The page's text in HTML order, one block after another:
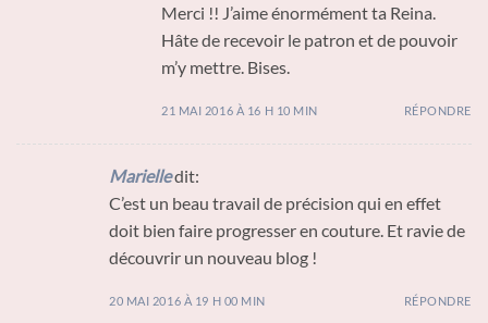
Merci !! J’aime énormément ta Reina.
Hâte de recevoir le patron et de pouvoir
m’y mettre. Bises.
21 MAI 2016 À 16 H 10 MIN RÉPONDRE
Marielledit:
C’est un beau travail de précision qui en effet
doit bien faire progresser en couture. Et ravie de
découvrir un nouveau blog !
20 MAI 2016 À 19 H 00 MIN RÉPONDRE